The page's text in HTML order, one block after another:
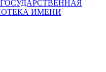
ИМЕНИ